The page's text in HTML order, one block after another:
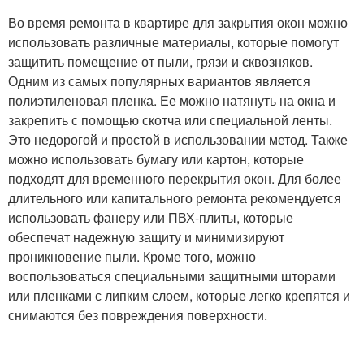
Во время ремонта в квартире для закрытия окон можно
использовать различные материалы, которые помогут
защитить помещение от пыли, грязи и сквозняков.
Одним из самых популярных вариантов является
полиэтиленовая пленка. Ее можно натянуть на окна и
закрепить с помощью скотча или специальной ленты.
Это недорогой и простой в использовании метод. Также
можно использовать бумагу или картон, которые
подходят для временного перекрытия окон. Для более
длительного или капитального ремонта рекомендуется
использовать фанеру или ПВХ-плиты, которые
обеспечат надежную защиту и минимизируют
проникновение пыли. Кроме того, можно
воспользоваться специальными защитными шторами
или пленками с липким слоем, которые легко крепятся и
снимаются без повреждения поверхности.